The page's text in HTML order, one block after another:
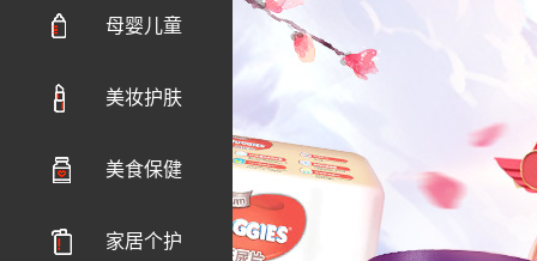
母婴儿童
美妆护肤
美食保健
家居个护